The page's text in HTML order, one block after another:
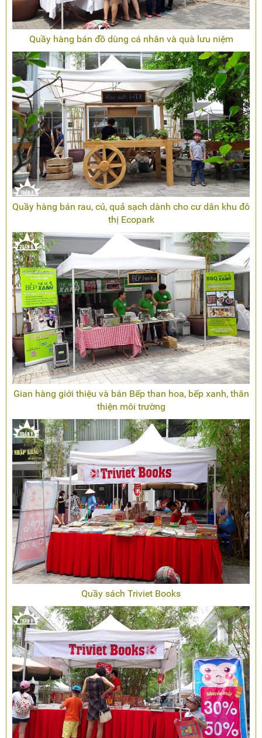
Quầy hàng bán đồ dùng cá nhân và quà lưu niệm
Quầy hàng bán rau, củ, quả sạch dành cho cư dân khu đô
thị Ecopark
Gian hàng giới thiệu và bán Bếp than hoa, bếp xanh, thân
thiện môi trường
Quầy sách Triviet Books